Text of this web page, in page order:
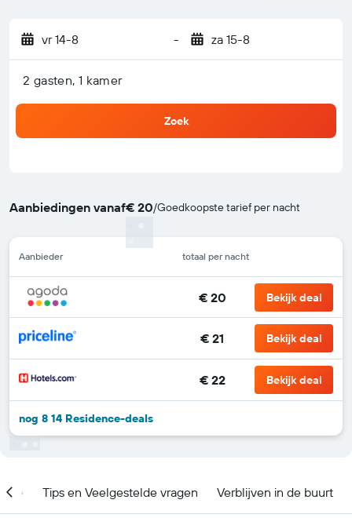
vr 14-8 - za 15-8
2 gasten, 1 kamer
Zoek
Aanbiedingen vanaf€ 20/Goedkoopste tarief per nacht
Aanbieder totaal per nacht
€ 20 Bekijk deal
€ 21 Bekijk deal
€ 22 Bekijk deal
nog 8 14 Residence-deals
Tips en Veelgestelde vragen Verblijven in de buurt